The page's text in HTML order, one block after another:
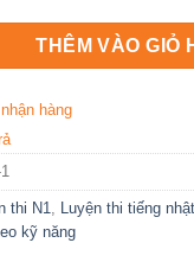
THÊM VÀO GIỎ
hàng
thi N1 Luyện thi tiếng
kỹ năng